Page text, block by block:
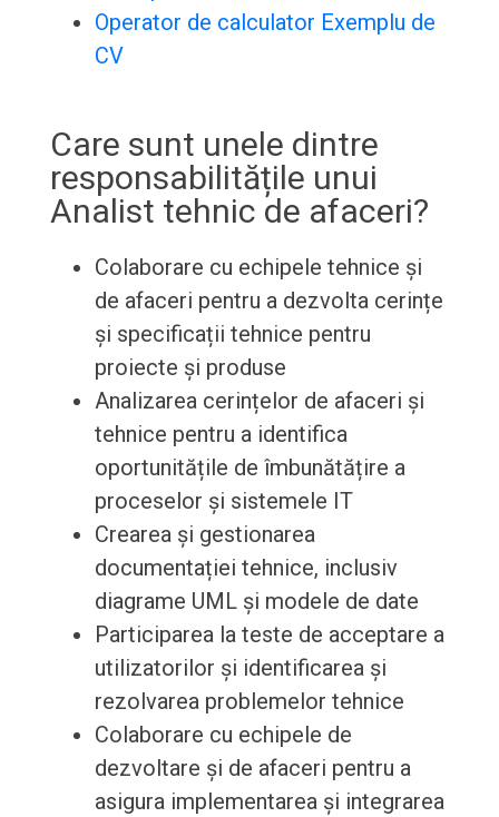
Operator de calculator Exemplu de
CV
Care sunt unele dintre
responsabilitățile unui
Analist tehnic de afaceri?
Colaborare cu echipele tehnice și
de afaceri pentru a dezvolta cerințe
și specificații tehnice pentru
proiecte și produse
Analizarea cerințelor de afaceri și
tehnice pentru a identifica
oportunitățile de îmbunătățire a
proceselor și sistemele IT
Crearea și gestionarea
documentației tehnice, inclusiv
diagrame UML și modele de date
Participarea la teste de acceptare a
utilizatorilor și identificarea și
rezolvarea problemelor tehnice
Colaborare cu echipele de
dezvoltare și de afaceri pentru a
asigura implementarea și integrarea